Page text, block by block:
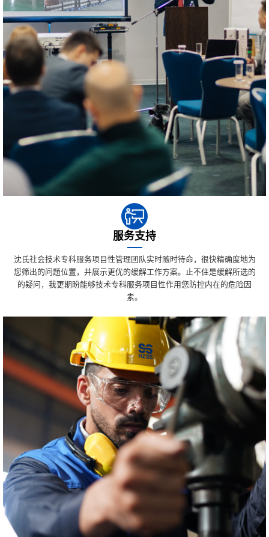
服务支持
沈氏社会技术专科服务项目性管理团队实时随时待命，很快精确度地为
您筛出的问題位置，并展示更优的缓解工作方案。止不住是缓解所选的
的疑问，我更期盼能够技术专科服务项目性作用您防控内在的危险因
素。